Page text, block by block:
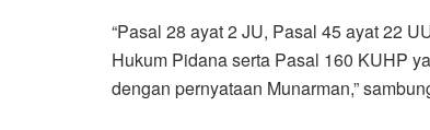
“Pasal 28 ayat 2 JU, Pasal 45 ayat 22
Hukum Pidana serta Pasal 160 KUHP
dengan pernyataan Munarman,”